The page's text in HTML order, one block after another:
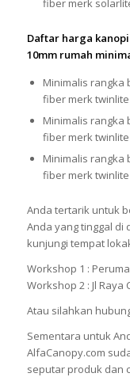
fiber merk
Daftar harga
10mm rumah
Minimalis rangka
fiber merk twinlite
Minimalis rangka
fiber merk twinlite
Minimalis rangka
fiber merk twinlite
Anda tertarik untuk
Anda yang tinggal di
kunjungi tempat
Workshop 1 :
Workshop 2 : Jl Raya
Atau silahkan
Sementara untuk
AlfaCanopy.com
seputar produk dan